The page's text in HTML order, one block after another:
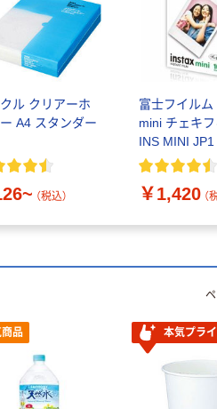
ル クリアーホ
A4 スタンダー
（税込）
富士フイルム
mini チェキ
INS MINI JP1
（10枚入り）
￥1,420 （
品 本気プラ